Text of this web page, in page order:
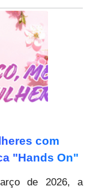
com
"Hands On"
de 2026, a